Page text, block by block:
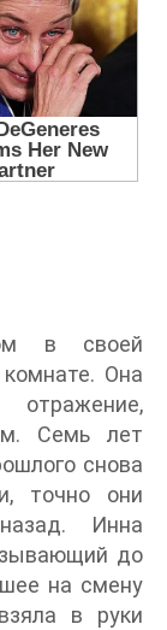
в своей
Она
Семь лет
снова
точно они
Инна
до
на смену
в руки